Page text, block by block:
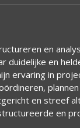
en
duidelijke en
ervaring in
en streef
en